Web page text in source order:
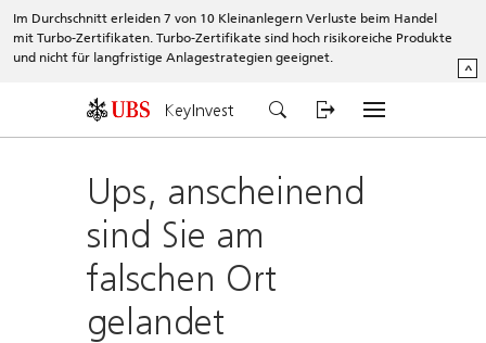
Im Durchschnitt erleiden 7 von 10 Kleinanlegern Verluste beim Handel
mit Turbo-Zertifikaten. Turbo-Zertifikate sind hoch risikoreiche Produkte
und nicht für langfristige Anlagestrategien geeignet.
^
KeyInvest
Ups, anscheinend
sind Sie am
falschen Ort
gelandet